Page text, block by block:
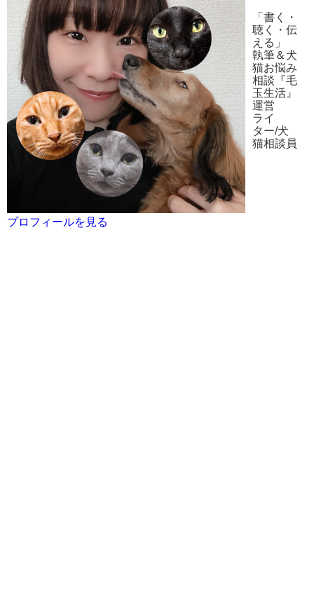
「書く・
聴く・伝
える」
執筆＆犬
猫お悩み
相談『毛
玉生活』
運営
ライ
ター/犬
猫相談員
プロフィールを見る